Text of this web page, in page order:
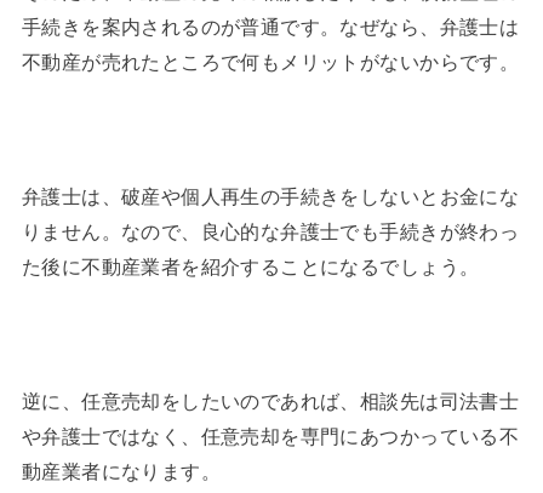
手続きを案内されるのが普通です。なぜなら、弁護士は
不動産が売れたところで何もメリットがないからです。
弁護士は、破産や個人再生の手続きをしないとお金にな
りません。なので、良心的な弁護士でも手続きが終わっ
た後に不動産業者を紹介することになるでしょう。
逆に、任意売却をしたいのであれば、相談先は司法書士
や弁護士ではなく、任意売却を専門にあつかっている不
動産業者になります。